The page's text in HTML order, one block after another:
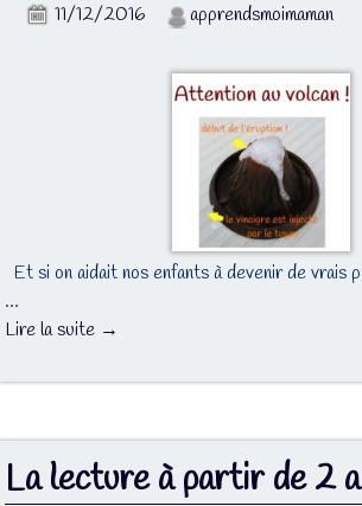
11/12/2016 apprendsmoimaman
Et si on aidait nos enfants à devenir de vrais
…
Lire la suite →
La lecture à partir de 2